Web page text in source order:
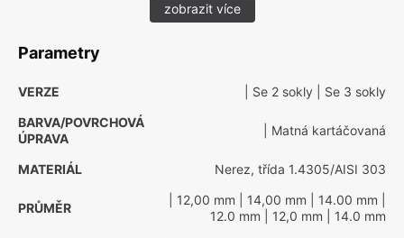
zobrazit více
Parametry
VERZE | Se 2 sokly | Se 3 sokly
BARVA/POVRCHOVÁ
ÚPRAVA
| Matná kartáčovaná
MATERIÁL Nerez, třída 1.4305/AISI 303
PRŮMĚR
| 12,00 mm | 14,00 mm | 14.00 mm
12.0 mm | 12,0 mm | 14.0 mm